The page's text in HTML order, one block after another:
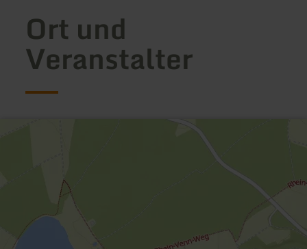
Ort und
Veranstalter